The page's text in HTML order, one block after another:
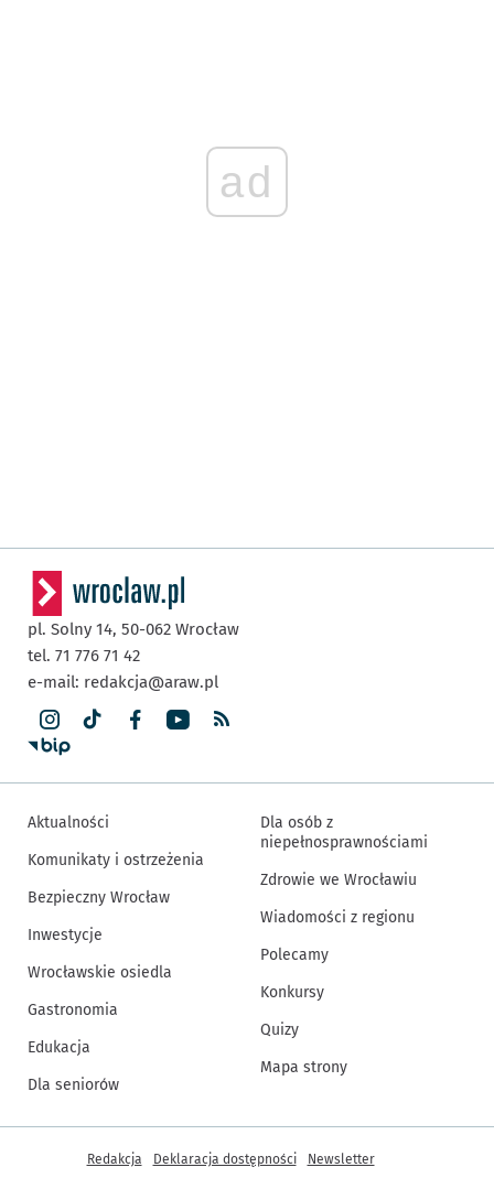
ad
pl. Solny 14, 50-062 Wrocław
tel. 71 776 71 42
e-mail: redakcja@araw.pl
Aktualności
Komunikaty i ostrzeżenia
Bezpieczny Wrocław
Inwestycje
Wrocławskie osiedla
Gastronomia
Edukacja
Dla seniorów
Dla osób z
niepełnosprawnościami
Zdrowie we Wrocławiu
Wiadomości z regionu
Polecamy
Konkursy
Quizy
Mapa strony
Inne informacje
Redakcja Deklaracja dostępności Newsletter